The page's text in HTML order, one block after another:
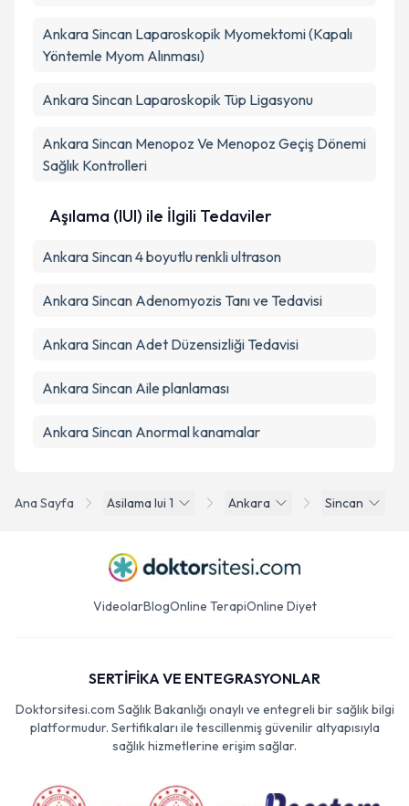
Ana Sayfa Asilama Iui 1 Ankara Sincan
Ankara Sincan Laparoskopik Myomektomi (Kapalı
Yöntemle Myom Alınması)
Ankara Sincan Laparoskopik Tüp Ligasyonu
Ankara Sincan Menopoz Ve Menopoz Geçiş Dönemi
Sağlık Kontrolleri
Aşılama (IUI) ile İlgili Tedaviler
Ankara Sincan 4 boyutlu renkli ultrason
Ankara Sincan Adenomyozis Tanı ve Tedavisi
Ankara Sincan Adet Düzensizliği Tedavisi
Ankara Sincan Aile planlaması
Ankara Sincan Anormal kanamalar
VideolarBlogOnline TerapiOnline Diyet
SERTİFİKA VE ENTEGRASYONLAR
Doktorsitesi.com Sağlık Bakanlığı onaylı ve entegreli bir sağlık bilgi
platformudur. Sertifikaları ile tescillenmiş güvenilir altyapısıyla
sağlık hizmetlerine erişim sağlar.